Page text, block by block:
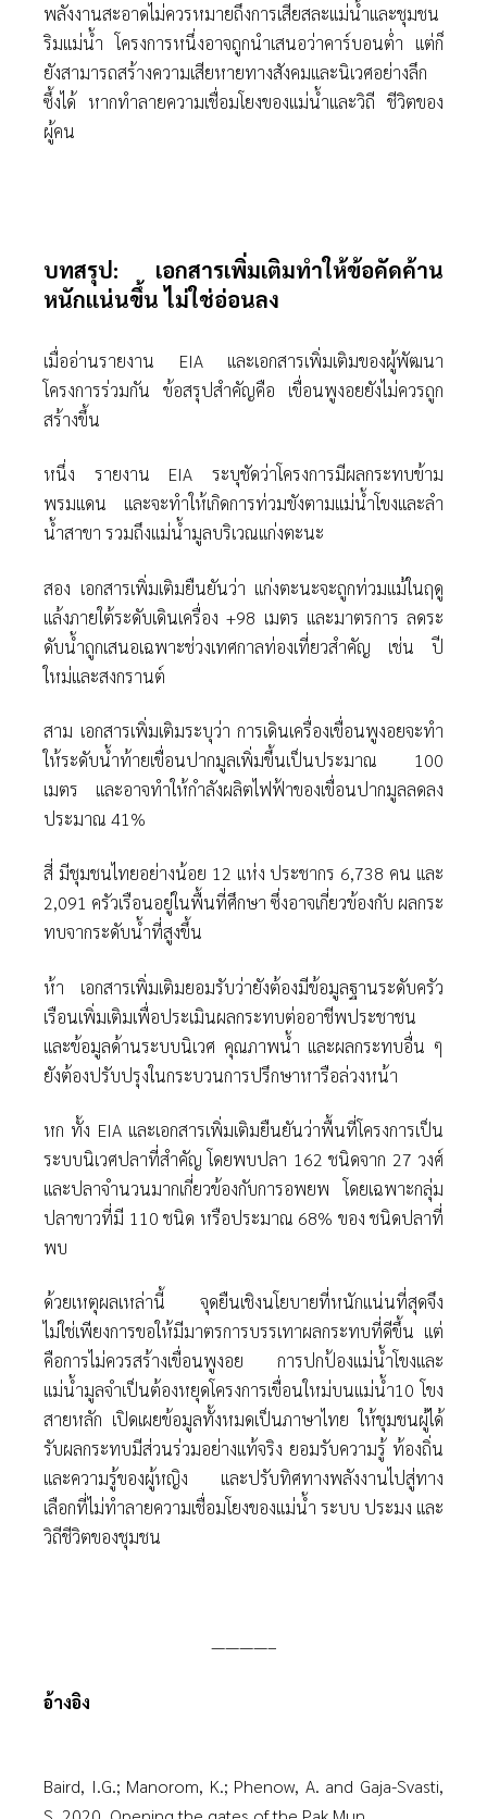
พลังงานสะอาดไม่ควรหมายถึงการเสียสละแม่นํ้าและชุมชน
ริมแม่นํ้า โครงการหนึ่งอาจถูกนําเสนอว่าคาร์บอนตํ่า แต่ก็
ยังสามารถสร้างความเสียหายทางสังคมและนิเวศอย่างลึก
ซึ้งได้ หากทําลายความเชื่อมโยงของแม่นํ้าและวิถี ชีวิตของ
ผู้คน
บทสรุป: เอกสารเพิ่มเติมทําให้ข้อคัดค้าน
หนักแน่นขึ้น ไม่ใช่อ่อนลง
เมื่ออ่านรายงาน EIA และเอกสารเพิ่มเติมของผู้พัฒนา
โครงการร่วมกัน ข้อสรุปสําคัญคือ เขื่อนพูงอยยังไม่ควรถูก
สร้างขึ้น
หนึ่ง รายงาน EIA ระบุชัดว่าโครงการมีผลกระทบข้าม
พรมแดน และจะทําให้เกิดการท่วมขังตามแม่นํ้าโขงและลํา
นํ้าสาขา รวมถึงแม่นํ้ามูลบริเวณแก่งตะนะ
สอง เอกสารเพิ่มเติมยืนยันว่า แก่งตะนะจะถูกท่วมแม้ในฤดู
แล้งภายใต้ระดับเดินเครื่อง +98 เมตร และมาตรการ ลดระ
ดับนํ้าถูกเสนอเฉพาะช่วงเทศกาลท่องเที่ยวสําคัญ เช่น ปี
ใหม่และสงกรานต์
สาม เอกสารเพิ่มเติมระบุว่า การเดินเครื่องเขื่อนพูงอยจะทํา
ให้ระดับนํ้าท้ายเขื่อนปากมูลเพิ่มขึ้นเป็นประมาณ 100
เมตร และอาจทําให้กําลังผลิตไฟฟ้าของเขื่อนปากมูลลดลง
ประมาณ 41%
สี่ มีชุมชนไทยอย่างน้อย 12 แห่ง ประชากร 6,738 คน และ
2,091 ครัวเรือนอยู่ในพื้นที่ศึกษา ซึ่งอาจเกี่ยวข้องกับ ผลกระ
ทบจากระดับนํ้าที่สูงขึ้น
ห้า เอกสารเพิ่มเติมยอมรับว่ายังต้องมีข้อมูลฐานระดับครัว
เรือนเพิ่มเติมเพื่อประเมินผลกระทบต่ออาชีพประชาชน
และข้อมูลด้านระบบนิเวศ คุณภาพนํ้า และผลกระทบอื่น ๆ
ยังต้องปรับปรุงในกระบวนการปรึกษาหารือล่วงหน้า
หก ทั้ง EIA และเอกสารเพิ่มเติมยืนยันว่าพื้นที่โครงการเป็น
ระบบนิเวศปลาที่สําคัญ โดยพบปลา 162 ชนิดจาก 27 วงศ์
และปลาจํานวนมากเกี่ยวข้องกับการอพยพ โดยเฉพาะกลุ่ม
ปลาขาวที่มี 110 ชนิด หรือประมาณ 68% ของ ชนิดปลาที่
พบ
ด้วยเหตุผลเหล่านี้ จุดยืนเชิงนโยบายที่หนักแน่นที่สุดจึง
ไม่ใช่เพียงการขอให้มีมาตรการบรรเทาผลกระทบที่ดีขึ้น แต่
คือการไม่ควรสร้างเขื่อนพูงอย การปกป้องแม่นํ้าโขงและ
แม่นํ้ามูลจําเป็นต้องหยุดโครงการเขื่อนใหม่บนแม่นํ้า10 โขง
สายหลัก เปิดเผยข้อมูลทั้งหมดเป็นภาษาไทย ให้ชุมชนผู้ได้
รับผลกระทบมีส่วนร่วมอย่างแท้จริง ยอมรับความรู้ ท้องถิ่น
และความรู้ของผู้หญิง และปรับทิศทางพลังงานไปสู่ทาง
เลือกที่ไม่ทําลายความเชื่อมโยงของแม่นํ้า ระบบ ประมง และ
วิถีชีวิตของชุมชน
————–
อ้างอิง
Baird, I.G.; Manorom, K.; Phenow, A. and Gaja-Svasti,